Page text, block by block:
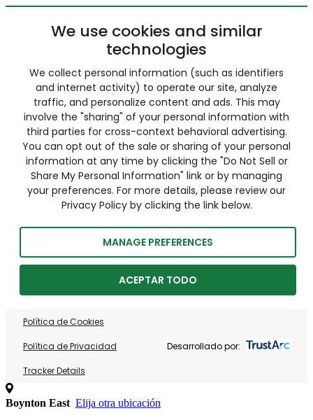
We use cookies and similar
technologies
We collect personal information (such as identifiers
and internet activity) to operate our site, analyze
traffic, and personalize content and ads. This may
involve the "sharing" of your personal information with
third parties for cross-context behavioral advertising.
You can opt out of the sale or sharing of your personal
information at any time by clicking the "Do Not Sell or
Share My Personal Information" link or by managing
your preferences. For more details, please review our
Privacy Policy by clicking the link below.
MANAGE PREFERENCES
ACEPTAR TODO
Política de Cookies
Política de Privacidad
Tracker Details
Desarrollado por:
Boynton East Elija otra ubicación